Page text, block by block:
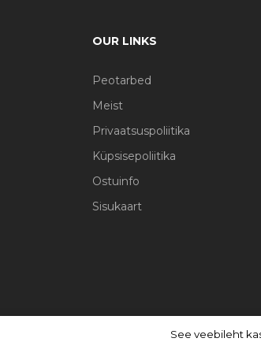
OUR LINKS
Peotarbed
Meist
Privaatsuspoliitika
Küpsisepoliitika
Ostuinfo
Sisukaart
See veebileht